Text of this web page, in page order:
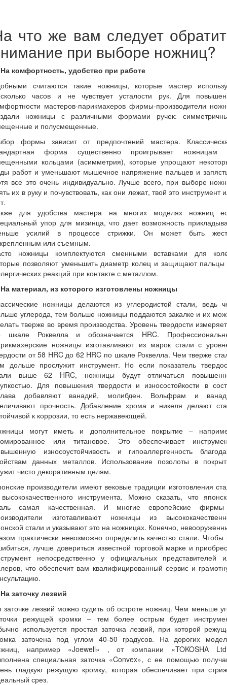
что же вам следует
при выборе ножниц?
комфортность, удобство при работе
считаются такие ножницы, которые мастер
часов и не чувствует усталости рук. Для
мастеров-парикмахеров фирмы-производители
ножницы с различными формами ручек:
и полусмещенные.
формы зависит от предпочтений мастера.
форма существенно проигрывает ножницам
кольцами (асимметрия), которые упрощают
работ и уменьшают мышечное напряжение пальцев и
все это очень индивидуально. Лучше всего, при выборе
их в руку и почувствовать, как они лежат, твой это инструмент
для удобства мастера на многих моделях ножниц
упор для мизинца, что дает возможность
усилий в процессе стрижки. Он может быть
или съемным.
ножницы комплектуются сменными вставками для
позволяют уменьшить диаметр колец и защищают пальцы
реакций при контакте с металлом.
материал, из которого изготовлены ножницы
ножницы делаются из углеродистой стали, ведь
углерода, тем больше ножницы поддаются закалке и их
тверже во время производства. Уровень твердости
шкале Роквелла и обозначается HRC.
ножницы изготавливают из марок стали с
от 58 HRC до 62 HRC по шкале Роквелла. Чем тверже
дольше прослужит инструмент. Но если показатель
выше 62 HRC, ножницы будут отличаться
Для повышения твердости и износостойкости в
добавляют ванадий, молибден. Вольфрам и
прочность. Добавление хрома и никеля делают
к коррозии, то есть нержавеющей.
могут иметь и дополнительное покрытие –
или титановое. Это обеспечивает
износоустойчивость и гипоаллергенность
данных металлов. Использование позолоты в
чисто декоративным целям.
производители имеют вековые традиции изготовления
инструмента. Можно сказать, что
самая качественная. И многие европейские
изготавливают ножницы из
стали и указывают это на ножницах. Конечно,
практически невозможно определить качество стали. Чтобы
лучше довериться известной торговой марке и
непосредственно у официальных представителей
что обеспечит вам квалифицированный сервис и
заточку лезвий
заточке лезвий можно судить об остроте ножниц. Чем меньше
режущей кромки – тем более острым будет
используется простая заточка лезвий, при которой
заточена под углом 40-50 градусов. На дорогих
например «Joewell» , от компании «TOKOSHA
специальная заточка «Convex», с ее помощью
гладкую режущую кромку, которая обеспечивает при
срез.